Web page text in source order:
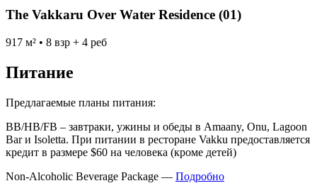
The Vakkaru Over Water Residence (01)
917 м² • 8 взр + 4 реб
Питание
Предлагаемые планы питания:
ВВ/НВ/FB – завтраки, ужины и обеды в Amaany, Onu, Lagoon
Bar и Isoletta. При питании в ресторане Vakku предоставляется
кредит в размере $60 на человека (кроме детей)
Non‐Alcoholic Beverage Package — Подробно